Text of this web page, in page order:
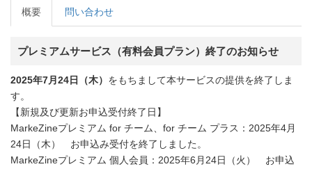
概要 問い合わせ
プレミアムサービス（有料会員プラン）終了のお知らせ
2025年7月24日（木） をもちまして本サービスの提供を終了しま
す。
【新規及び更新お申込受付終了日】
MarkeZineプレミアム for チーム、for チーム プラス：2025年4月
24日（木） お申込み受付を終了しました。
MarkeZineプレミアム 個人会員：2025年6月24日（火） お申込